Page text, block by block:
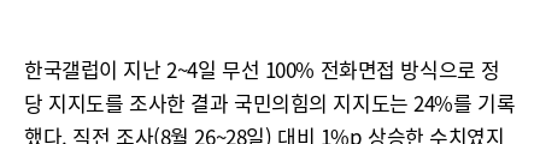
한국갤럽이 지난 2~4일 무선 100% 전화면접 방식으로 정
당 지지도를 조사한 결과 국민의힘의 지지도는 24%를 기록
했다. 직전 조사(8월 26~28일) 대비 1%p 상승한 수치였지